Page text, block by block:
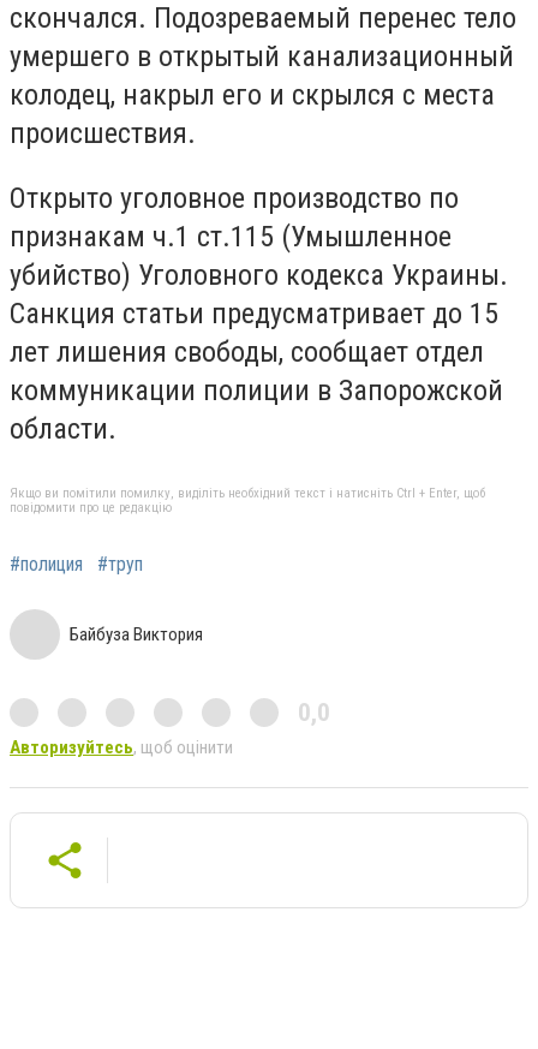
скончался. Подозреваемый перенес тело
умершего в открытый канализационный
колодец, накрыл его и скрылся с места
происшествия.
Открыто уголовное производство по
признакам ч.1 ст.115 (Умышленное
убийство) Уголовного кодекса Украины.
Санкция статьи предусматривает до 15
лет лишения свободы, сообщает отдел
коммуникации полиции в Запорожской
области.
Якщо ви помітили помилку, виділіть необхідний текст і натисніть Ctrl + Enter, щоб
повідомити про це редакцію
#полиция #труп
Байбуза Виктория
0,0
Авторизуйтесь, щоб оцінити